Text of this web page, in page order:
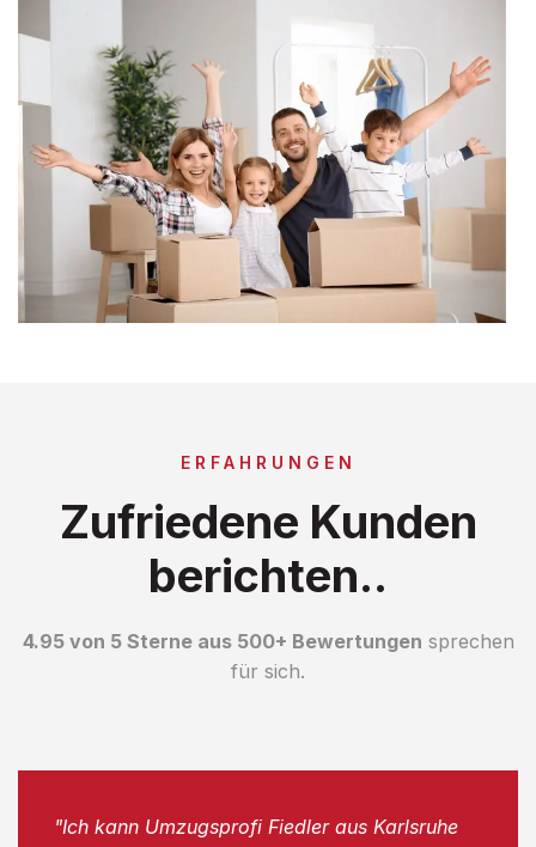
ERFAHRUNGEN
Zufriedene Kunden
berichten..
4.95 von 5 Sterne aus 500+ Bewertungen sprechen
für sich.
"Ich kann Umzugsprofi Fiedler aus Karlsruhe